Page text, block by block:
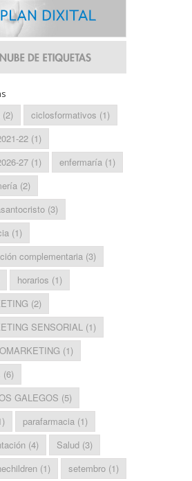
(2) ciclosformativos (1)
22 (1)
27 (1) enfermaría (1)
(2)
(3)
(1)
complementaria (3)
horarios (1)
(2)
SENSORIAL (1)
(1)
(6)
GALEGOS (5)
parafarmacia (1)
(4) Salud (3)
(1) setembro (1)